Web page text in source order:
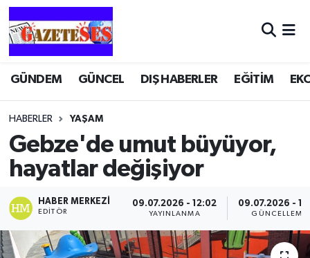
GÜNDEM GÜNCEL DIŞ HABERLER EĞİTİM
HABERLER YAŞAM
Gebze'de umut büyüyor,
hayatlar değişiyor
HABER MERKEZI
EDITÖR
09.07.2026 - 12:02
YAYINLANMA
09.07.2026 -
GÜNCELLEME